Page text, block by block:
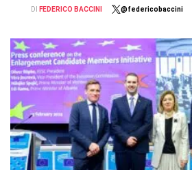
DI FEDERICO BACCINI @federicobaccini